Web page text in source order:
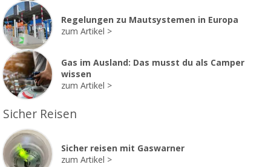
Regelungen zu Mautsystemen in Europa
zum Artikel
Gas im Ausland: Das musst du als Camper
wissen
zum Artikel
Sicher Reisen
Sicher reisen mit Gaswarner
zum Artikel